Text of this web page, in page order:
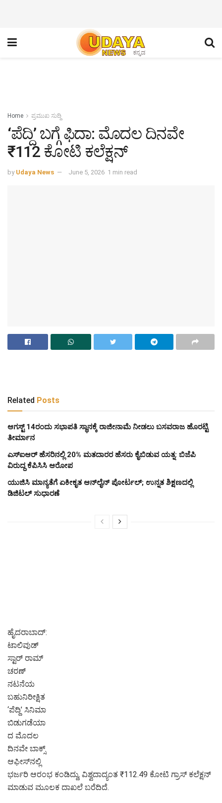
Home ಪ್ರಮುಖ ಸುದ್ದಿ
‘ಪೆದ್ದಿ’ ಬಗ್ಗೆ ಫಿದಾ: ಮೊದಲ ದಿನವೇ
₹112 ಕೋಟಿ ಕಲೆಕ್ಷನ್
by Udaya News June 5, 2026 1 min read
Related Posts
ಆಗಸ್ಟ್‌ 14ರಂದು ಸಭಾಪತಿ ಸ್ಥಾನಕ್ಕೆ ರಾಜೀನಾಮೆ ನೀಡಲು ಬಸವರಾಜ ಹೊರಟ್ಟಿ
ತೀರ್ಮಾನ
ಎಸ್‌ಐಆರ್‌ ಹೆಸರಿನಲ್ಲಿ 20% ಮತದಾರರ ಹೆಸರು ಕೈಬಿಡುವ ಯತ್ನ: ಬಿಜೆಪಿ
ವಿರುದ್ಧ ಕೆಪಿಸಿಸಿ ಆರೋಪ
ಯುಜಿಸಿ ಮಾನ್ಯತೆಗೆ ಏಕೀಕೃತ ಆನ್‌ಲೈನ್ ಪೋರ್ಟಲ್; ಉನ್ನತ ಶಿಕ್ಷಣದಲ್ಲಿ
ಡಿಜಿಟಲ್ ಸುಧಾರಣೆ
ಹೈದರಾಬಾದ್:
ಟಾಲಿವುಡ್
ಸ್ಟಾರ್ ರಾಮ್
ಚರಣ್
ನಟನೆಯ
ಬಹುನಿರೀಕ್ಷಿತ
‘ಪೆದ್ದಿ’ ಸಿನಿಮಾ
ಬಿಡುಗಡೆಯಾ
ದ ಮೊದಲ
ದಿನವೇ ಬಾಕ್ಸ್
ಆಫೀಸ್‌ನಲ್ಲಿ
ಭರ್ಜರಿ ಆರಂಭ ಕಂಡಿದ್ದು, ವಿಶ್ವದಾದ್ಯಂತ ₹112.49 ಕೋಟಿ ಗ್ರಾಸ್ ಕಲೆಕ್ಷನ್
ಮಾಡುವ ಮೂಲಕ ದಾಖಲೆ ಬರೆದಿದೆ.